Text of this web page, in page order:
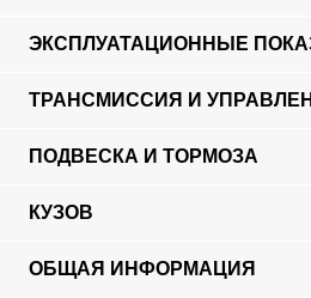
ЭКСПЛУАТАЦИОННЫЕ
ТРАНСМИССИЯ И
ПОДВЕСКА И ТОРМОЗА
КУЗОВ
ОБЩАЯ ИНФОРМАЦИЯ